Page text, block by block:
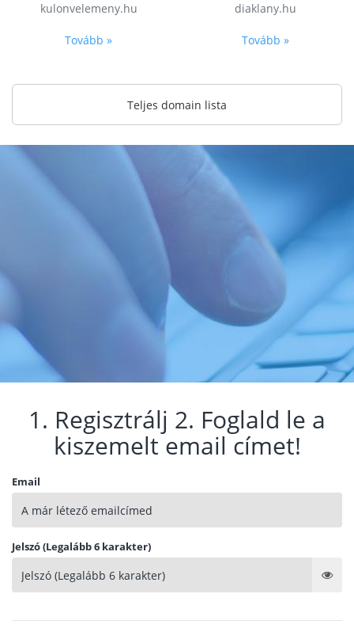
kulonvelemeny.hu
Tovább »
diaklany.hu
Tovább »
Teljes domain lista
1. Regisztrálj 2. Foglald le a
kiszemelt email címet!
Email
Jelszó (Legalább 6 karakter)